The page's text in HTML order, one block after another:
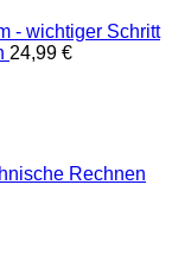
- wichtiger Schritt
24,99 €
Rechnen